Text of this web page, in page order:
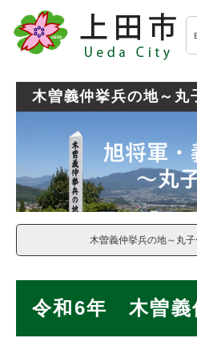
メニューを飛ば
キ
ー
ワ
ド
検
木曽義仲挙兵の地～
木曽義仲挙兵の地～丸
令和6年 木曽義